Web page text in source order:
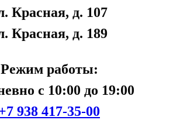
Красная, д. 107
Красная, д. 189
Режим работы:
с 10:00 до 19:00
938 417-35-00